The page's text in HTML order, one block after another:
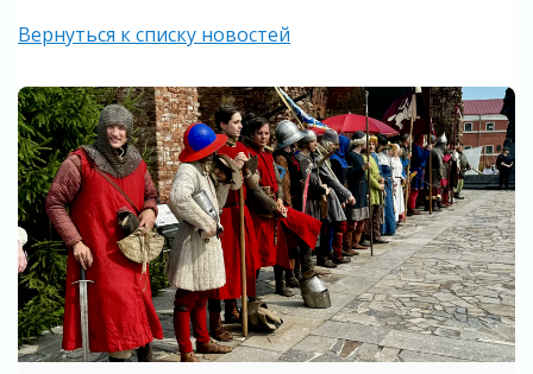
Вернуться к списку новостей